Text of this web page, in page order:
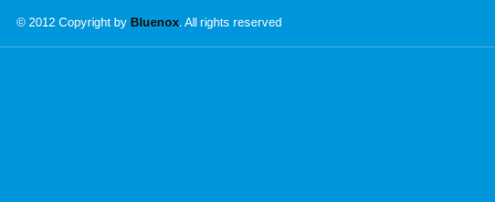
© 2012 Copyright by Bluenox . All rights reserved